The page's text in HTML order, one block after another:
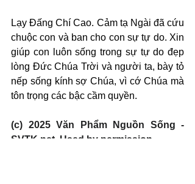
Lạy Đấng Chí Cao. Cảm tạ Ngài đã cứu
chuộc con và ban cho con sự tự do. Xin
giúp con luôn sống trong sự tự do đẹp
lòng Đức Chúa Trời và người ta, bày tỏ
nếp sống kính sợ Chúa, vì cớ Chúa mà
tôn trọng các bậc cầm quyền.
(c) 2025 Văn Phẩm Nguồn Sống -
SVTK.net. Used by permission.